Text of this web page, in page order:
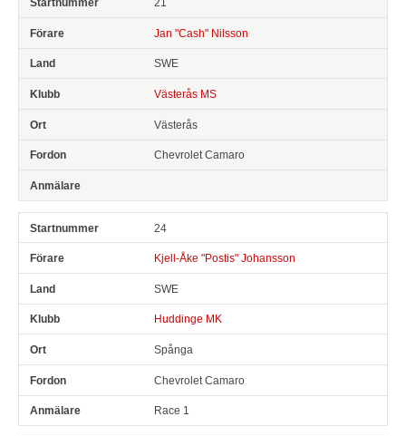
21
Jan "Cash" Nilsson
SWE
Västerås MS
Västerås
Chevrolet Camaro
24
Kjell-Åke "Postis" Johansson
SWE
Huddinge MK
Spånga
Chevrolet Camaro
Race 1